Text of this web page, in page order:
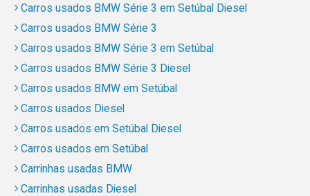
Carros usados BMW Série 3 em Setúbal Diesel
Carros usados BMW Série 3
Carros usados BMW Série 3 em Setúbal
Carros usados BMW Série 3 Diesel
Carros usados BMW em Setúbal
Carros usados Diesel
Carros usados em Setúbal Diesel
Carros usados em Setúbal
Carrinhas usadas BMW
Carrinhas usadas Diesel